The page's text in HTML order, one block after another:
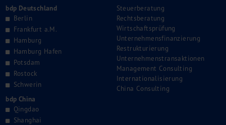
bdp Deutschland
Berlin
Frankfurt a.M.
Hamburg
Hamburg Hafen
Potsdam
Rostock
Schwerin
bdp China
Qingdao
Shanghai
Steuerberatung
Rechtsberatung
Wirtschaftsprüfung
Unternehmensfinanzierung
Restrukturierung
Unternehmenstransaktionen
Management Consulting
Internationalisierung
China Consulting